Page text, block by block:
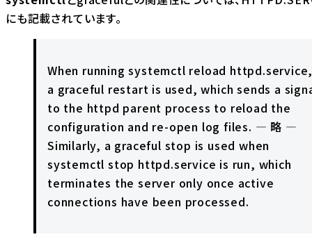
にも記載されています。
When running systemctl reload
a graceful restart is used, which sends a
to the httpd parent process to reload the
configuration and re-open log files. — 略 —
Similarly, a graceful stop is used when
systemctl stop httpd.service is run, which
terminates the server only once active
connections have been processed.